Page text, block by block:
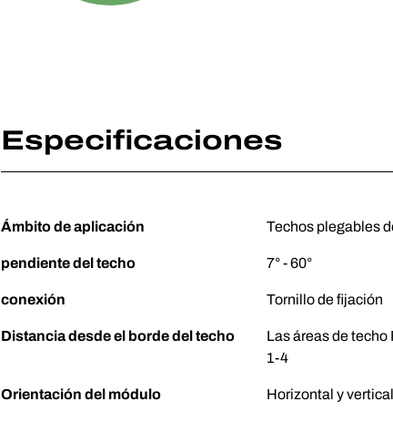
Especificaciones
Ámbito de aplicación Techos plegables
pendiente del techo 7° - 60°
conexión Tornillo de fijación
Distancia desde el borde del techo
Las áreas de techo
1-4
Orientación del módulo Horizontal y